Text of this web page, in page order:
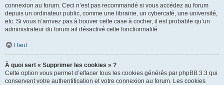
connexion au forum. Ceci n’est pas recommandé si vous accédez au forum
depuis un ordinateur public, comme une librairie, un cybercafé, une université,
etc. Si vous n’arrivez pas à trouver cette case à cocher, il est probable qu’un
administrateur du forum ait désactivé cette fonctionnalité.
Haut
À quoi sert « Supprimer les cookies » ?
Cette option vous permet d’effacer tous les cookies générés par phpBB 3.3 qui
conservent votre authentification et votre connexion au forum. Les cookies